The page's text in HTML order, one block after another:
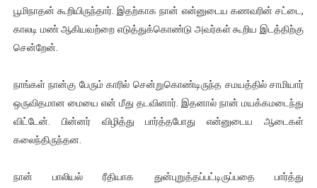
பூமிநாதன் கூறியிருந்தார். இதற்காக நான் என்னுடைய கணவரின் சட்டை,
காலடி மண் ஆகியவற்றை எடுத்துக்கொண்டு அவர்கள் கூறிய இடத்திற்கு
சென்றேன்.
நாங்கள் நான்கு பேரும் காரில் சென்றுகொண்டிருந்த சமயத்தில் சாமியார்
ஒருவிதமான மையை என் மீது தடவினார். இதனால் நான் மயக்கமடைந்து
விட்டேன். பின்னர் விழித்து பார்த்தபோது என்னுடைய ஆடைகள்
கலைந்திருந்தன.
நான் பாலியல் ரீதியாக துன்புறுத்தப்பட்டிருப்பதை பார்த்து